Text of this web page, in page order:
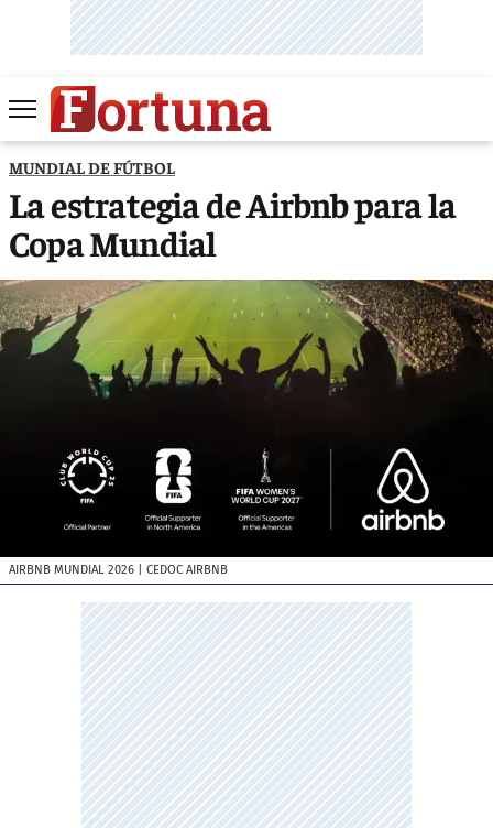
MUNDIAL DE FÚTBOL
La estrategia de Airbnb para la
Copa Mundial
AIRBNB MUNDIAL 2026 | CEDOC AIRBNB